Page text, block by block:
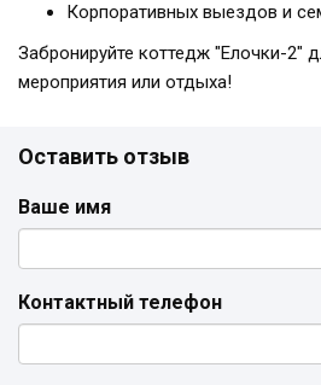
Корпоративных выездов и
Забронируйте коттедж "Елочки-2"
мероприятия или отдыха!
Оставить отзыв
Ваше имя
Контактный телефон